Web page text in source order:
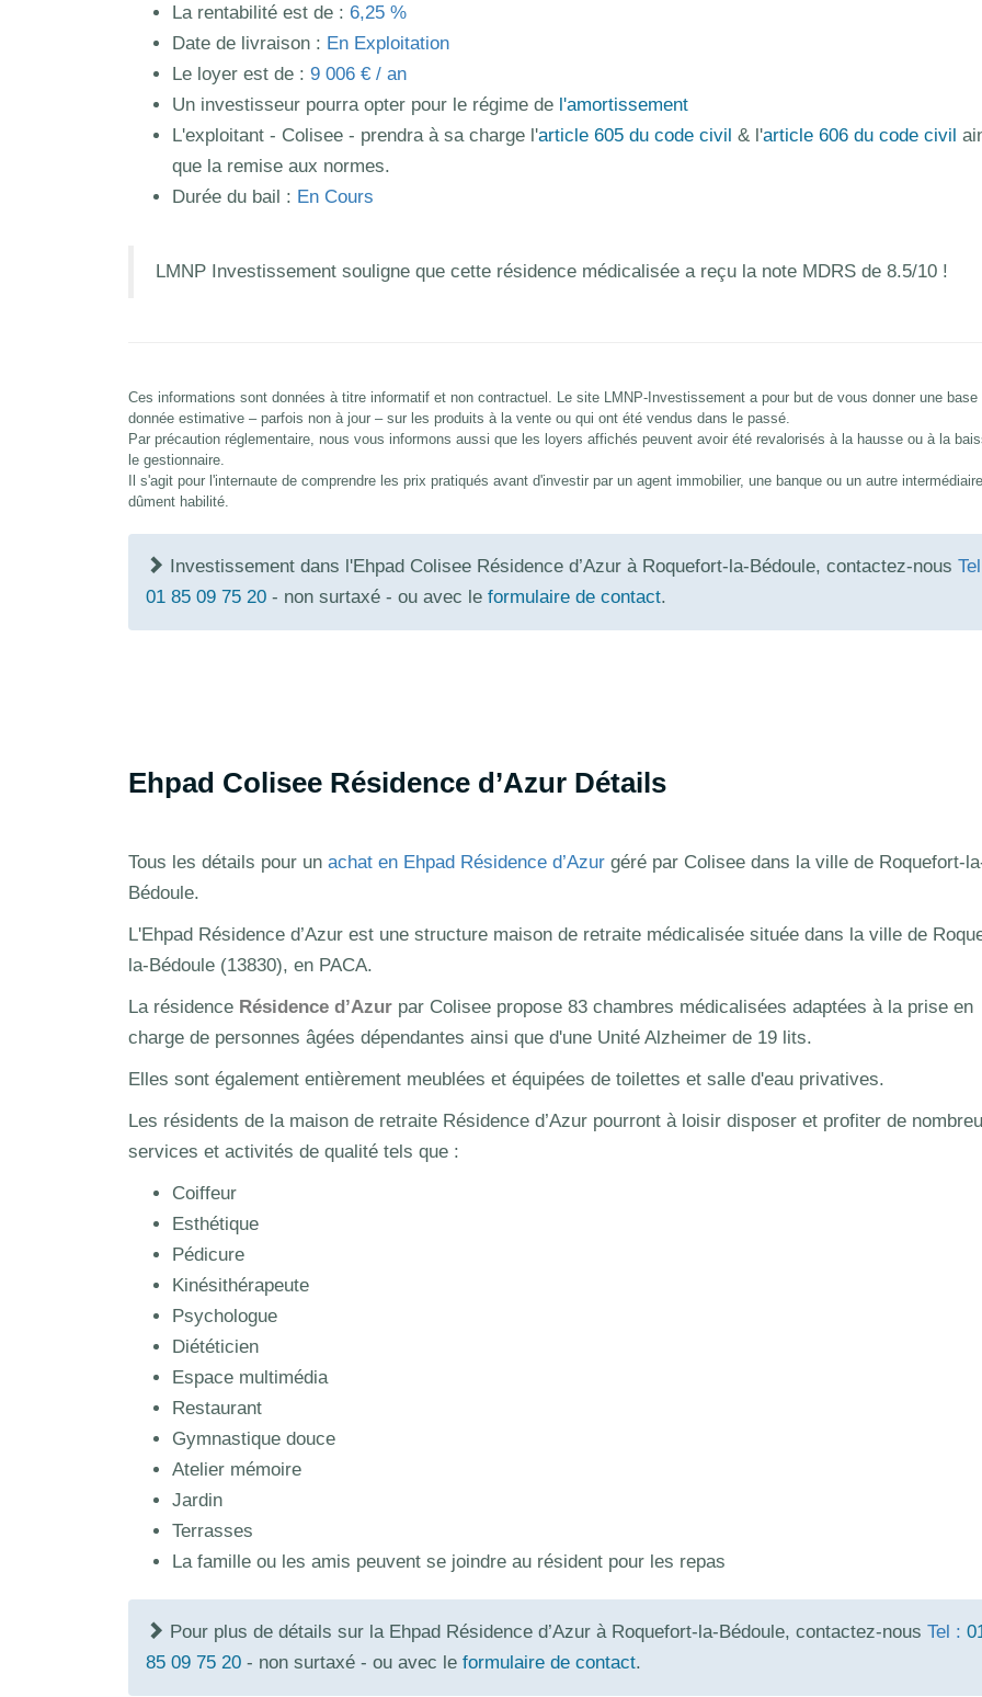
La rentabilité est de : 6,25 %
Date de livraison : En Exploitation
Le loyer est de : 9 006 € / an
Un investisseur pourra opter pour le régime de l'amortissement
L'exploitant - Colisee - prendra à sa charge l'article 605 du code civil & l'article 606 du code civil
que la remise aux normes.
Durée du bail : En Cours
LMNP Investissement souligne que cette résidence médicalisée a reçu la note MDRS de 8.5/10 !
Ces informations sont données à titre informatif et non contractuel. Le site LMNP-Investissement a pour but de vous donner une base
donnée estimative – parfois non à jour – sur les produits à la vente ou qui ont été vendus dans le passé.
Par précaution réglementaire, nous vous informons aussi que les loyers affichés peuvent avoir été revalorisés à la hausse ou à la
le gestionnaire.
Il s'agit pour l'internaute de comprendre les prix pratiqués avant d'investir par un agent immobilier, une banque ou un autre intermédiaire
dûment habilité.
Investissement dans l'Ehpad Colisee Résidence d’Azur à Roquefort-la-Bédoule, contactez-nous
01 85 09 75 20 - non surtaxé - ou avec le formulaire de contact.
Ehpad Colisee Résidence d’Azur Détails
Tous les détails pour un achat en Ehpad Résidence d’Azur géré par Colisee dans la ville de Roquefort-
Bédoule.
L'Ehpad Résidence d’Azur est une structure maison de retraite médicalisée située dans la ville de
la-Bédoule (13830), en PACA.
La résidence Résidence d’Azur par Colisee propose 83 chambres médicalisées adaptées à la prise en
charge de personnes âgées dépendantes ainsi que d'une Unité Alzheimer de 19 lits.
Elles sont également entièrement meublées et équipées de toilettes et salle d'eau privatives.
Les résidents de la maison de retraite Résidence d’Azur pourront à loisir disposer et profiter de
services et activités de qualité tels que :
Coiffeur
Esthétique
Pédicure
Kinésithérapeute
Psychologue
Diététicien
Espace multimédia
Restaurant
Gymnastique douce
Atelier mémoire
Jardin
Terrasses
La famille ou les amis peuvent se joindre au résident pour les repas
Pour plus de détails sur la Ehpad Résidence d’Azur à Roquefort-la-Bédoule, contactez-nous Tel :
85 09 75 20 - non surtaxé - ou avec le formulaire de contact.